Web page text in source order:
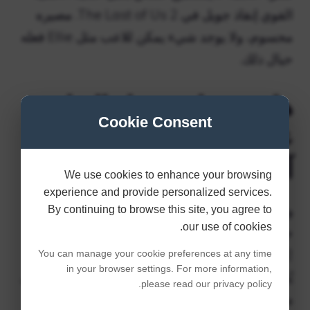
Cookie Consent
We use cookies to enhance your browsing
experience and provide personalized services.
By continuing to browse this site, you agree to
our use of cookies.
You can manage your cookie preferences at any time
in your browser settings. For more information,
please read our privacy policy.
القوي إنقاذ جويل في The Last of Us 2. مصيره
محسوم، ولا يوجد شيء يمكن للاعب مثل Ellie فعله
هل يستطيع جويل البقاء
على قيد الحياة باعتباره
آخرنا؟
ولسوء الحظ، تقدم اللعبة دليلاً واضحًا على وفاة
Us: Part 2 لم يكن من الممكن أن تحدث لو لم
يُقتل. على الرغم من صعوبة قبول ذلك، لم يعد جويل